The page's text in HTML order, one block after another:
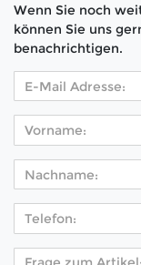
Wenn Sie noch
können Sie uns
benachrichtigen.